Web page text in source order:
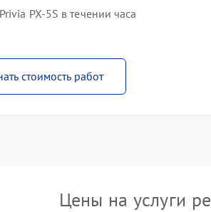
PX-5S в течении часа
стоимость работ
Цены на услуги